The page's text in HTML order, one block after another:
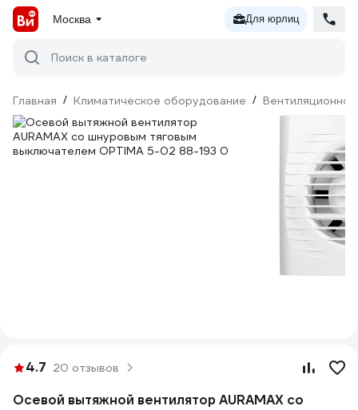
Москва Для юрлиц
Поиск в каталоге
Главная / Климатическое оборудование /
4.7 20 отзывов
Осевой вытяжной вентилятор AURAMAX со